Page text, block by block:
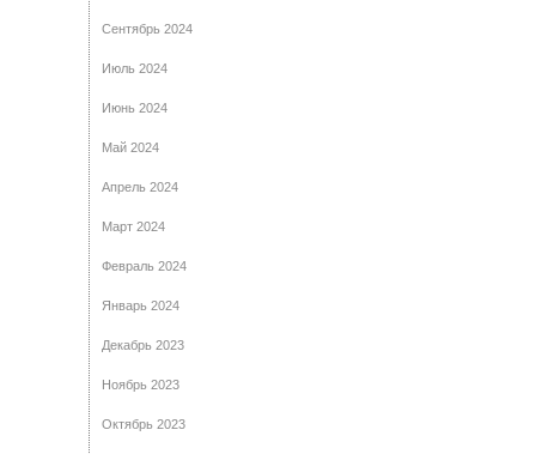
Сентябрь 2024
Июль 2024
Июнь 2024
Май 2024
Апрель 2024
Март 2024
Февраль 2024
Январь 2024
Декабрь 2023
Ноябрь 2023
Октябрь 2023